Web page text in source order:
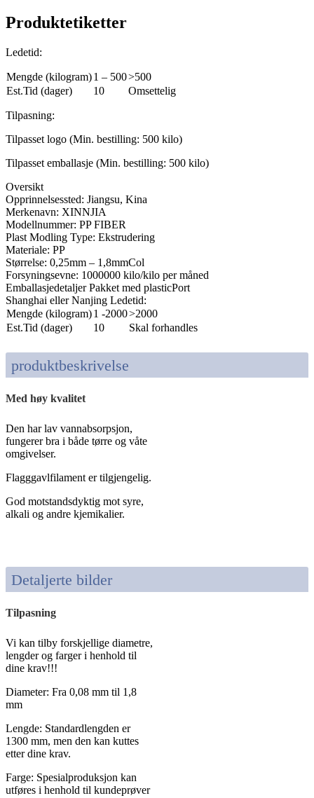
Produktetiketter
Ledetid:
Mengde (kilogram)1 – 500>500
Est.Tid (dager)
10 Omsettelig
Tilpasning:
Tilpasset logo (Min. bestilling: 500 kilo)
Tilpasset emballasje (Min. bestilling: 500 kilo)
Oversikt
Opprinnelsessted: Jiangsu, Kina
Merkenavn: XINNJIA
Modellnummer: PP FIBER
Plast Modling Type: Ekstrudering
Materiale: PP
Størrelse: 0,25mm – 1,8mmCol
Forsyningsevne: 1000000 kilo/kilo per måned
Emballasjedetaljer Pakket med plasticPort
Shanghai eller Nanjing Ledetid:
Mengde (kilogram)1 -2000>2000
Est.Tid (dager)
10 Skal forhandles
produktbeskrivelse
Med høy kvalitet
Den har lav vannabsorpsjon,
fungerer bra i både tørre og våte
omgivelser.
Flagggavlfilament er tilgjengelig.
God motstandsdyktig mot syre,
alkali og andre kjemikalier.
Detaljerte bilder
Tilpasning
Vi kan tilby forskjellige diametre,
lengder og farger i henhold til
dine krav!!!
Diameter: Fra 0,08 mm til 1,8
mm
Lengde: Standardlengden er
1300 mm, men den kan kuttes
etter dine krav.
Farge: Spesialproduksjon kan
utføres i henhold til kundeprøver